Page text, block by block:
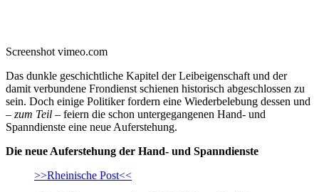
Screenshot vimeo.com
Das dunkle geschichtliche Kapitel der Leibeigenschaft und der
damit verbundene Frondienst schienen historisch abgeschlossen zu
sein. Doch einige Politiker fordern eine Wiederbelebung dessen und
– zum Teil – feiern die schon untergegangenen Hand- und
Spanndienste eine neue Auferstehung.
Die neue Auferstehung der Hand- und Spanndienste
>>Rheinische Post<<